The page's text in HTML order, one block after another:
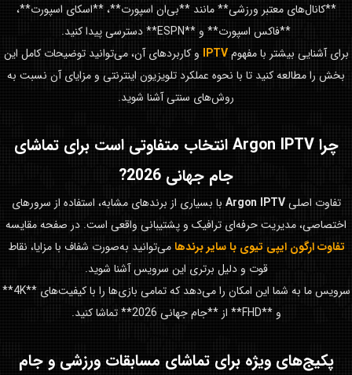
**کانال‌های معتبر ورزشی** مانند **بی‌ان اسپورت**، **اسکای اسپورت**،
**فاکس اسپورت** و **ESPN** دسترسی پیدا کنید.
برای آشنایی بیشتر با مفهومIPTV و کاربردهای آن، می‌توانید توضیحات کامل این
بخش را مطالعه کنید تا با نحوه عملکرد تلویزیون اینترنتی و مزایای آن نسبت به
روش‌های سنتی آشنا شوید.
چراArgon IPTV انتخاب متفاوتی است برای تماشای
جام جهانی 2026
?
تفاوت اصلیArgon IPTV با بسیاری از برندهای مشابه، استفاده از سرورهای
اختصاصی، مدیریت حرفه‌ای ترافیک و پشتیبانی واقعی است. در صفحه مقایسه
تفاوت ارگون ایپی تیوی با سایر برندها می‌توانید به‌صورت شفاف با مزایا، نقاط
قوت و دلیل برتری این سرویس آشنا شوید.
سرویس ما به شما این امکان را می‌دهد که تمامی بازی‌ها را با کیفیت‌های **4K**
و **FHD** از **جام جهانی 2026** تماشا کنید.
پکیج‌های ویژه برای تماشای مسابقات ورزشی وجام